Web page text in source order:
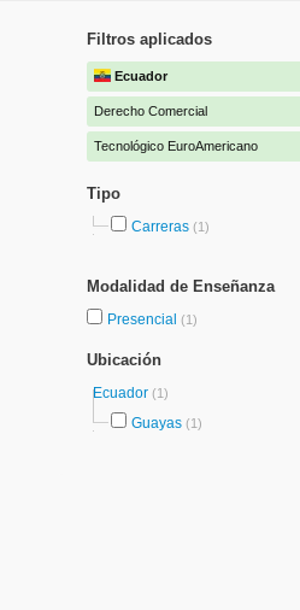
Filtros aplicados
Ecuador
Derecho Comercial
Tecnológico EuroAmericano
Tipo
Carreras (1)
Modalidad de Enseñanza
Presencial (1)
Ubicación
Ecuador (1)
Guayas (1)